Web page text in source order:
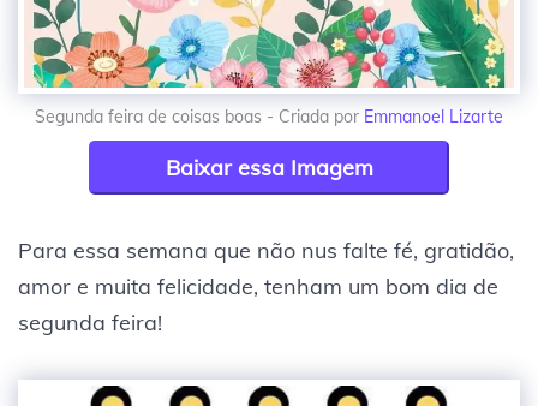
Segunda feira de coisas boas - Criada por Emmanoel Lizarte
Baixar essa Imagem
Para essa semana que não nus falte fé, gratidão,
amor e muita felicidade, tenham um bom dia de
segunda feira!